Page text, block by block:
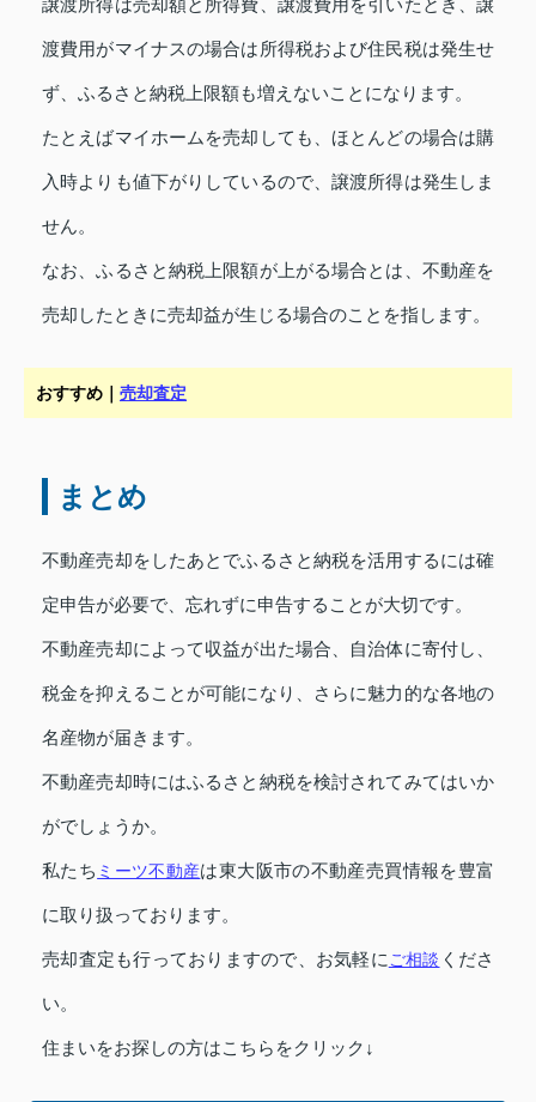
譲渡所得は売却額と所得費、譲渡費用を引いたとき、譲
渡費用がマイナスの場合は所得税および住民税は発生せ
ず、ふるさと納税上限額も増えないことになります。
たとえばマイホームを売却しても、ほとんどの場合は購
入時よりも値下がりしているので、譲渡所得は発生しま
せん。
なお、ふるさと納税上限額が上がる場合とは、不動産を
売却したときに売却益が生じる場合のことを指します。
おすすめ｜ 売却査定
まとめ
不動産売却をしたあとでふるさと納税を活用するには確
定申告が必要で、忘れずに申告することが大切です。
不動産売却によって収益が出た場合、自治体に寄付し、
税金を抑えることが可能になり、さらに魅力的な各地の
名産物が届きます。
不動産売却時にはふるさと納税を検討されてみてはいか
がでしょうか。
私たち ミーツ不動産は東大阪市の不動産売買情報を豊富
に取り扱っております。
売却査定も行っておりますので、お気軽に ご相談 くださ
い。
住まいをお探しの方はこちらをクリック↓